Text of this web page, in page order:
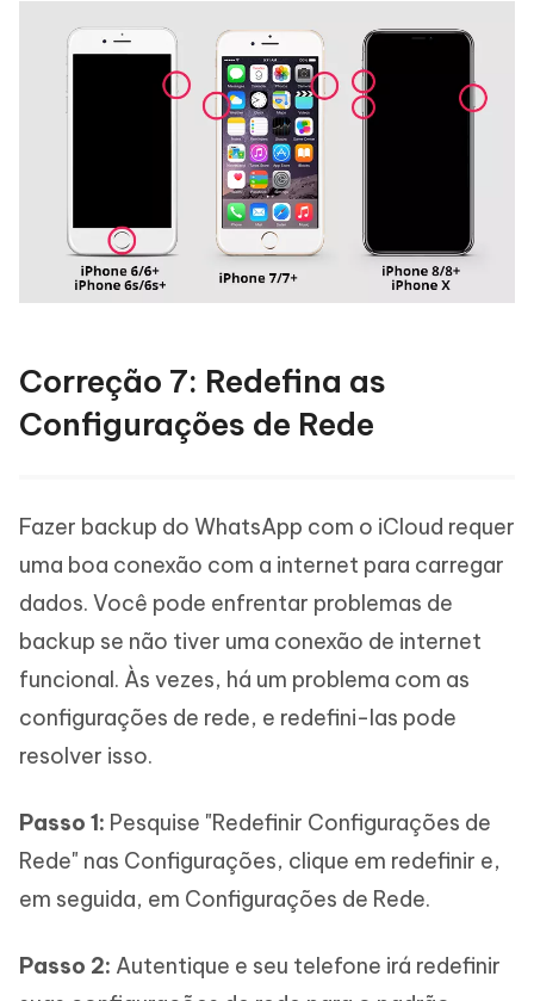
Correção 7: Redefina as
Configurações de Rede
Fazer backup do WhatsApp com o iCloud requer
uma boa conexão com a internet para carregar
dados. Você pode enfrentar problemas de
backup se não tiver uma conexão de internet
funcional. Às vezes, há um problema com as
configurações de rede, e redefini-las pode
resolver isso.
Passo 1: Pesquise "Redefinir Configurações de
Rede" nas Configurações, clique em redefinir e,
em seguida, em Configurações de Rede.
Passo 2: Autentique e seu telefone irá redefinir